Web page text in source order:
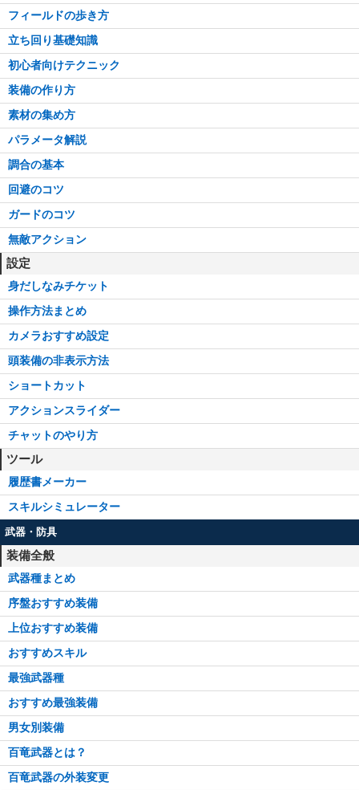
フィールドの歩き方
立ち回り基礎知識
初心者向けテクニック
装備の作り方
素材の集め方
パラメータ解説
調合の基本
回避のコツ
ガードのコツ
無敵アクション
設定
身だしなみチケット
操作方法まとめ
カメラおすすめ設定
頭装備の非表示方法
ショートカット
アクションスライダー
チャットのやり方
ツール
履歴書メーカー
スキルシミュレーター
武器・防具
装備全般
武器種まとめ
序盤おすすめ装備
上位おすすめ装備
おすすめスキル
最強武器種
おすすめ最強装備
男女別装備
百竜武器とは？
百竜武器の外装変更